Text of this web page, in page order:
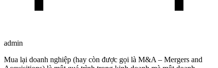
admin
Mua lại doanh nghiệp (hay còn được gọi là M&A – Mergers and